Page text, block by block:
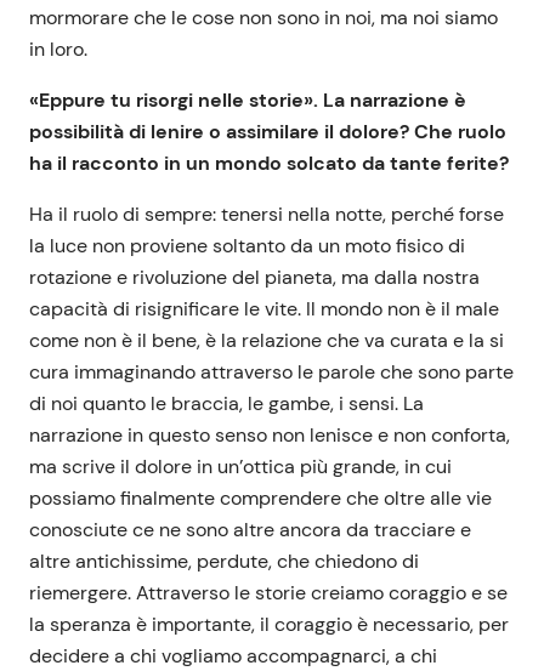
mormorare che le cose non sono in noi, ma noi siamo
in loro.
«Eppure tu risorgi nelle storie». La narrazione è
possibilità di lenire o assimilare il dolore? Che ruolo
ha il racconto in un mondo solcato da tante ferite?
Ha il ruolo di sempre: tenersi nella notte, perché forse
la luce non proviene soltanto da un moto fisico di
rotazione e rivoluzione del pianeta, ma dalla nostra
capacità di risignificare le vite. Il mondo non è il male
come non è il bene, è la relazione che va curata e la si
cura immaginando attraverso le parole che sono parte
di noi quanto le braccia, le gambe, i sensi. La
narrazione in questo senso non lenisce e non conforta,
ma scrive il dolore in un’ottica più grande, in cui
possiamo finalmente comprendere che oltre alle vie
conosciute ce ne sono altre ancora da tracciare e
altre antichissime, perdute, che chiedono di
riemergere. Attraverso le storie creiamo coraggio e se
la speranza è importante, il coraggio è necessario, per
decidere a chi vogliamo accompagnarci, a chi